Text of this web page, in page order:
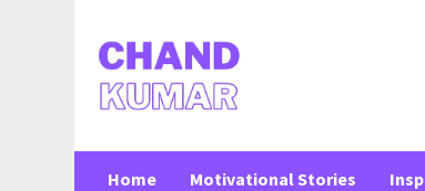
content
Home Motivational Stories